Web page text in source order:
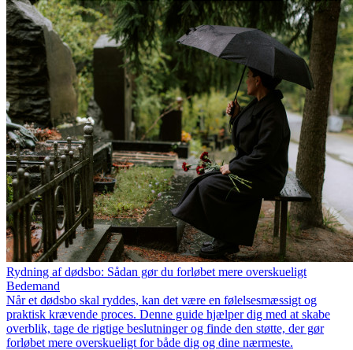
Rydning af dødsbo: Sådan gør du forløbet mere overskueligt
Bedemand
Når et dødsbo skal ryddes, kan det være en følelsesmæssigt og
praktisk krævende proces. Denne guide hjælper dig med at skabe
overblik, tage de rigtige beslutninger og finde den støtte, der gør
forløbet mere overskueligt for både dig og dine nærmeste.